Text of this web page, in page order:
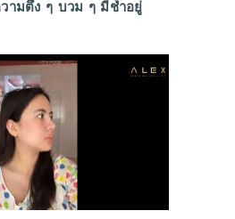
ามตึง ๆ บวม ๆ มีช้ำอยู่